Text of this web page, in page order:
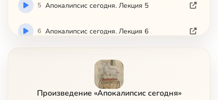
5 Апокалипсис сегодня. Лекция 5
6 Апокалипсис сегодня. Лекция 6
Апокалипсис сегодня. Лекция 8
Произведение «Апокалипсис сегодня»